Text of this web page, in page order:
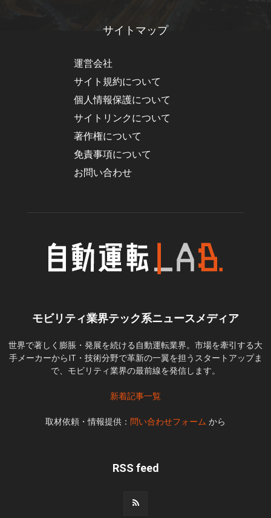
サイトマップ
運営会社
サイト規約について
個人情報保護について
サイトリンクについて
著作権について
免責事項について
お問い合わせ
モビリティ業界テック系ニュースメディア
世界で著しく膨脹・発展を続ける自動運転業界。市場を牽引する大
手メーカーからIT・技術分野で革新の一翼を担うスタートアップま
で、モビリティ業界の最前線を発信します。
新着記事一覧
取材依頼・情報提供： 問い合わせフォーム から
RSS feed